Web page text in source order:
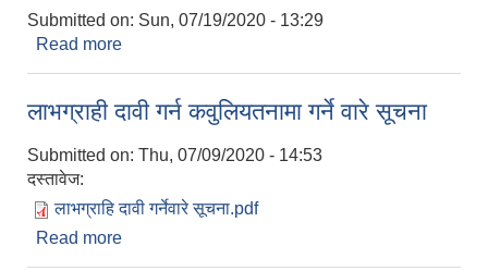
Submitted on: Sun, 07/19/2020 - 13:29
Read more
लाभग्राही दावी गर्न कवुलियतनामा गर्ने वारे सूचना
Submitted on: Thu, 07/09/2020 - 14:53
दस्तावेज:
लाभग्राहि दावी गर्नेवारे सूचना.pdf
Read more